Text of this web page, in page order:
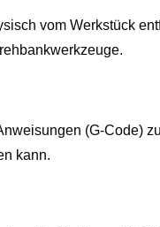
vom Werkstück
(G-Code)
kann.